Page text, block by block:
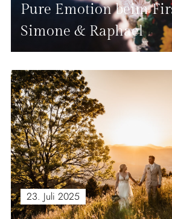
Pure Emotion beim
Simone & Raphael
23. Juli 2025